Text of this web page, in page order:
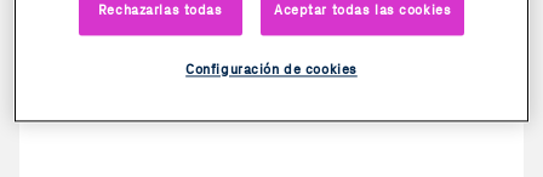
Rechazarlas todas Aceptar todas las cookies
Configuración de cookies